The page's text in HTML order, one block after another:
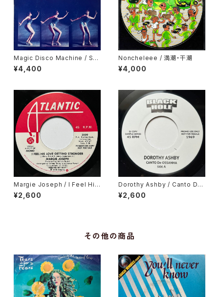
Magic Disco Machine / Scr
atchin'
¥4,400
Noncheleee / 満潮・干潮
¥4,000
Margie Joseph / I Feel His
Love Getting Stronger
¥2,600
Dorothy Ashby / Canto De
Ossanha, Cause I Need It
¥2,600
その他の商品